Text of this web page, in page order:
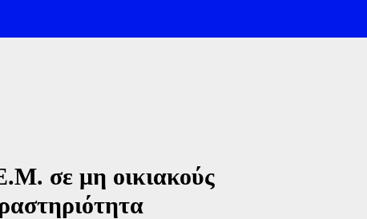
(FAQs)σε μη οικιακούς